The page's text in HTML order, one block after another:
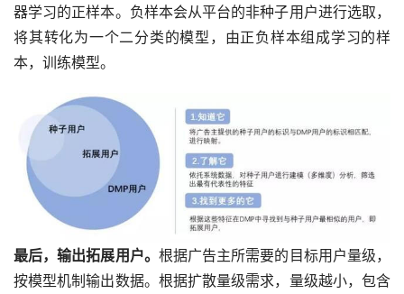
器学习的正样本。负样本会从平台的非种子用户进行选取，
将其转化为一个二分类的模型，由正负样本组成学习的样
本，训练模型。
最后，输出拓展用户。 根据广告主所需要的目标用户量级，
按模型机制输出数据。根据扩散量级需求，量级越小，包含